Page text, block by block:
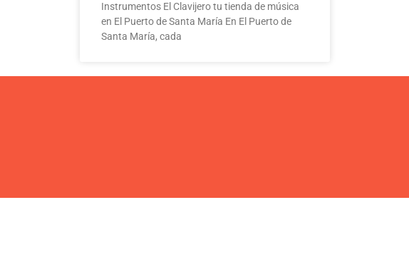
Instrumentos El Clavijero tu tienda de música
en El Puerto de Santa María En El Puerto de
Santa María, cada